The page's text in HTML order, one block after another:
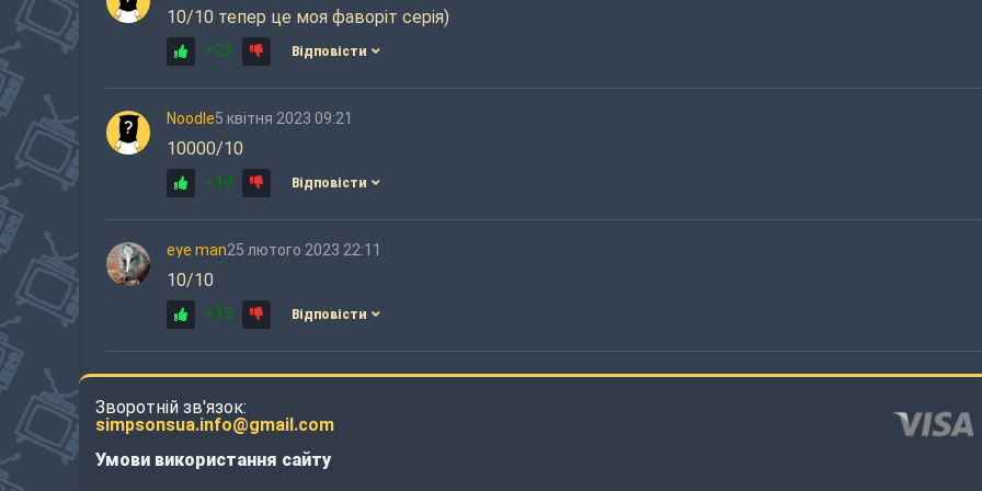
10/10 тепер це моя фаворіт серія)
+22 Відповісти
Noodle5 квітня 2023 09:21
10000/10
+14 Відповісти
eye man25 лютого 2023 22:11
10/10
+15 Відповісти
Зворотній зв'язок:
simpsonsua.info@gmail.com
Умови використання сайту